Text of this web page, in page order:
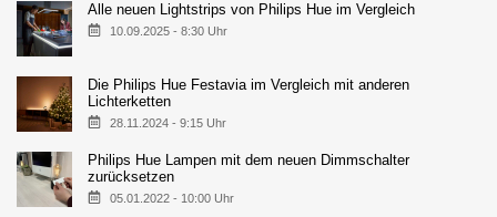
Alle neuen Lightstrips von Philips Hue im Vergleich
10.09.2025 - 8:30 Uhr
Die Philips Hue Festavia im Vergleich mit anderen
Lichterketten
28.11.2024 - 9:15 Uhr
Philips Hue Lampen mit dem neuen Dimmschalter
zurücksetzen
05.01.2022 - 10:00 Uhr